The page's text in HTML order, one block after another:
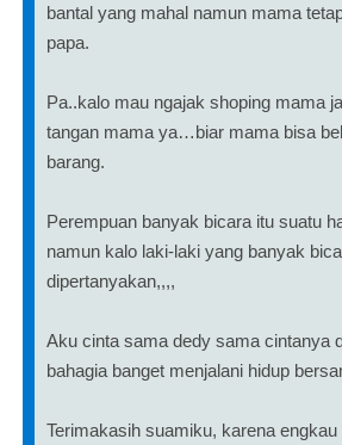
bantal yang mahal namun mama
papa.
Pa..kalo mau ngajak shoping mama
tangan mama ya…biar mama bisa
barang.
Perempuan banyak bicara itu suatu
namun kalo laki-laki yang banyak
dipertanyakan,,,,
Aku cinta sama dedy sama cintanya
bahagia banget menjalani hidup
Terimakasih suamiku, karena